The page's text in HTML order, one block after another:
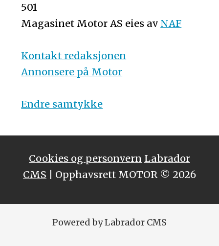
501
Magasinet Motor AS eies av NAF
Kontakt redaksjonen
Annonsere på Motor
Endre samtykke
Cookies og personvern Labrador
CMS | Opphavsrett MOTOR © 2026
Powered by Labrador CMS